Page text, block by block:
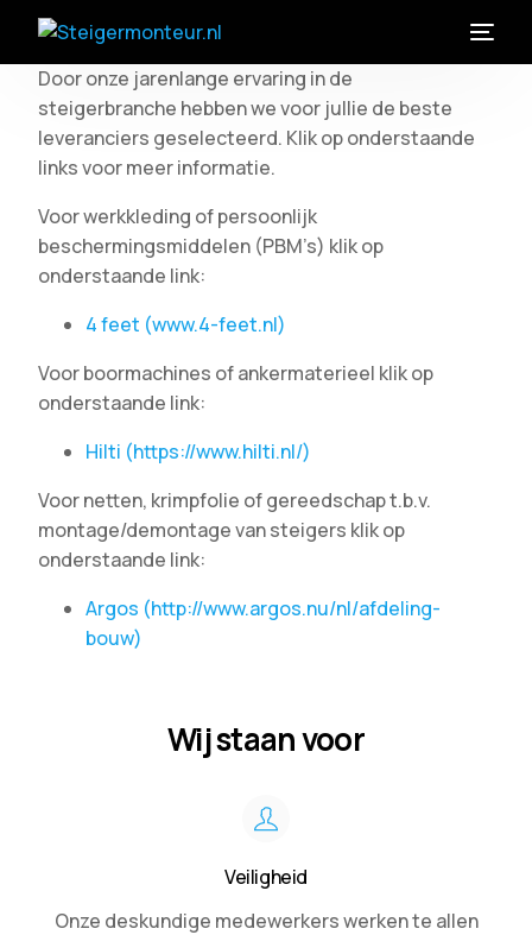
Door onze jarenlange ervaring in de
steigerbranche hebben we voor jullie de beste
leveranciers geselecteerd. Klik op onderstaande
links voor meer informatie.
Voor werkkleding of persoonlijk
beschermingsmiddelen (PBM’s) klik op
onderstaande link:
4 feet (www.4-feet.nl)
Voor boormachines of ankermaterieel klik op
onderstaande link:
Hilti (https://www.hilti.nl/)
Voor netten, krimpfolie of gereedschap t.b.v.
montage/demontage van steigers klik op
onderstaande link:
Argos (http://www.argos.nu/nl/afdeling-
bouw)
Wij staan voor
Veiligheid
Onze deskundige medewerkers werken te allen